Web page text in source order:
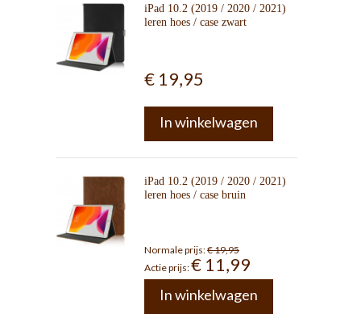
iPad 10.2 (2019 / 2020 / 2021)
leren hoes / case zwart
€ 19,95
In winkelwagen
iPad 10.2 (2019 / 2020 / 2021)
leren hoes / case bruin
Normale prijs:€ 19,95
Actie prijs:€ 11,99
In winkelwagen